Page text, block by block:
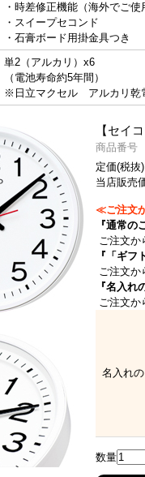
・時差修正機能（海外でご使
・スイープセコンド
・石膏ボード用掛金具つき
単2（アルカリ）x6
（電池寿命約5年間）
※日立マクセル アルカリ乾
【セイ
商品番号
定価(税抜
当店販売
≪ご注文
『通常の
ご注文か
『「ギフ
ご注文か
『名入れ
ご注文か
名入れ
数量